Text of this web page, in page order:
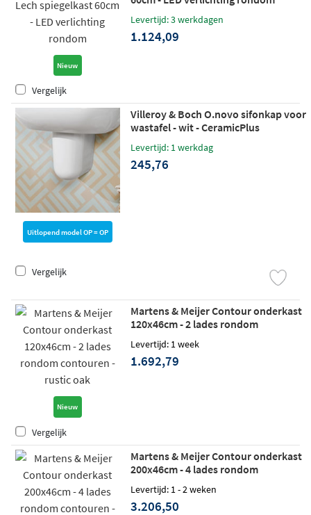
Nieuw
Levertijd: 3 werkdagen
1.124,09
Vergelijk
Uitlopend model OP = OP
Villeroy & Boch O.novo sifonkap voor
wastafel - wit - CeramicPlus
Levertijd: 1 werkdag
245,76
Vergelijk
Nieuw
Martens & Meijer Contour onderkast
120x46cm - 2 lades rondom
Levertijd: 1 week
1.692,79
Vergelijk
Martens & Meijer Contour onderkast
200x46cm - 4 lades rondom
Levertijd: 1 - 2 weken
3.206,50